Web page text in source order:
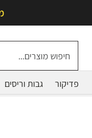
פדיקור גבות וריסים